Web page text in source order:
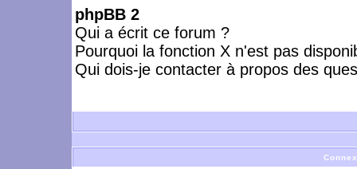
phpBB 2
Qui a écrit ce forum ?
Pourquoi la fonction X n'est pas
Qui dois-je contacter à propos des